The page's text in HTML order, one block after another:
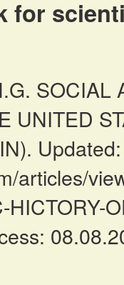
for
SOCIAL
UNITED
articles/